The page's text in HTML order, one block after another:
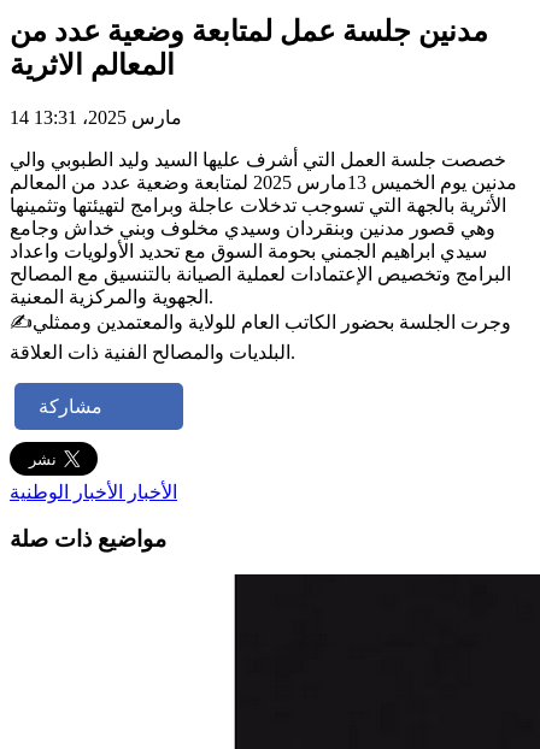
مدنين جلسة عمل لمتابعة وضعية عدد من
المعالم الاثرية
14 مارس 2025، 13:31
خصصت جلسة العمل التي أشرف عليها السيد وليد الطبوبي والي
مدنين يوم الخميس 13مارس 2025 لمتابعة وضعية عدد من المعالم
الأثرية بالجهة التي تسوجب تدخلات عاجلة وبرامج لتهيئتها وتثمينها
وهي قصور مدنين وبنقردان وسيدي مخلوف وبني خداش وجامع
سيدي ابراهيم الجمني بحومة السوق مع تحديد الأولويات واعداد
البرامج وتخصيص الإعتمادات لعملية الصيانة بالتنسيق مع المصالح
الجهوية والمركزية المعنية.
✍️وجرت الجلسة بحضور الكاتب العام للولاية والمعتمدين وممثلي
البلديات والمصالح الفنية ذات العلاقة.
مشاركة
الأخبار الأخبار الوطنية
مواضيع ذات صلة